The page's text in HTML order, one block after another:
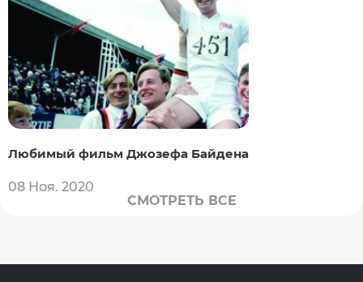
Любимый фильм Джозефа Байдена
08 Ноя. 2020
СМОТРЕТЬ ВСЕ